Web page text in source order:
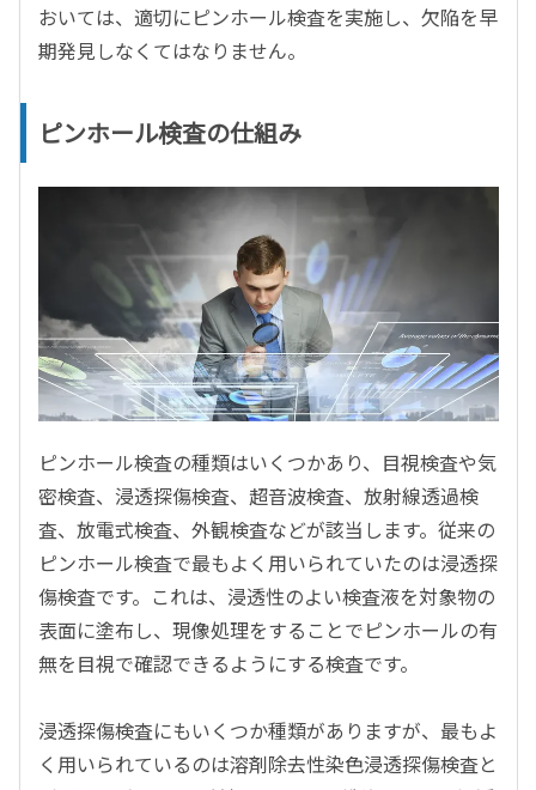
おいては、適切にピンホール検査を実施し、欠陥を早
期発見しなくてはなりません。
ピンホール検査の仕組み
ピンホール検査の種類はいくつかあり、目視検査や気
密検査、浸透探傷検査、超音波検査、放射線透過検
査、放電式検査、外観検査などが該当します。従来の
ピンホール検査で最もよく用いられていたのは浸透探
傷検査です。これは、浸透性のよい検査液を対象物の
表面に塗布し、現像処理をすることでピンホールの有
無を目視で確認できるようにする検査です。
浸透探傷検査にもいくつか種類がありますが、最もよ
く用いられているのは溶剤除去性染色浸透探傷検査と